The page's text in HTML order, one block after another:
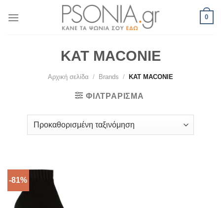
0
KAT MACONIE
Αρχική σελίδα / Brands / KAT MACONIE
ΦΙΛΤΡΆΡΙΣΜΑ
-81%